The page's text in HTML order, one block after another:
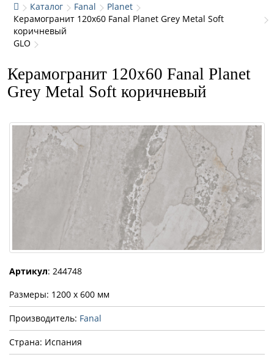
Каталог Fanal
Planet
Керамогранит 120x60 Fanal Planet Grey Metal Soft
коричневый
GLO
Керамогранит 120x60 Fanal Planet
Grey Metal Soft коричневый
Артикул: 244748
Размеры: 1200 x 600 мм
Производитель: Fanal
Страна: Испания